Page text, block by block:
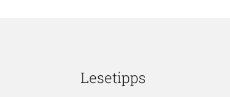
Lesetipps